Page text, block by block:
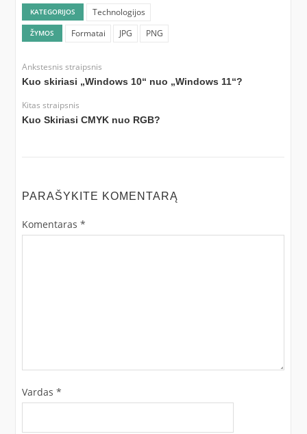
KATEGORIJOS Technologijos
ŽYMOS Formatai JPG PNG
Ankstesnis straipsnis
Kuo skiriasi „Windows 10“ nuo „Windows 11“?
Kitas straipsnis
Kuo Skiriasi CMYK nuo RGB?
PARAŠYKITE KOMENTARĄ
Komentaras *
Vardas *